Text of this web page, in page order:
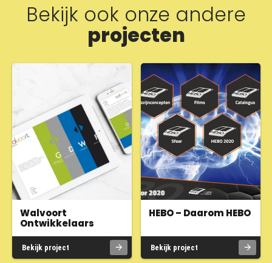
Bekijk ook onze andere
projecten
Walvoort
Ontwikkelaars
Bekijk project
HEBO – Daarom HEBO
Bekijk project